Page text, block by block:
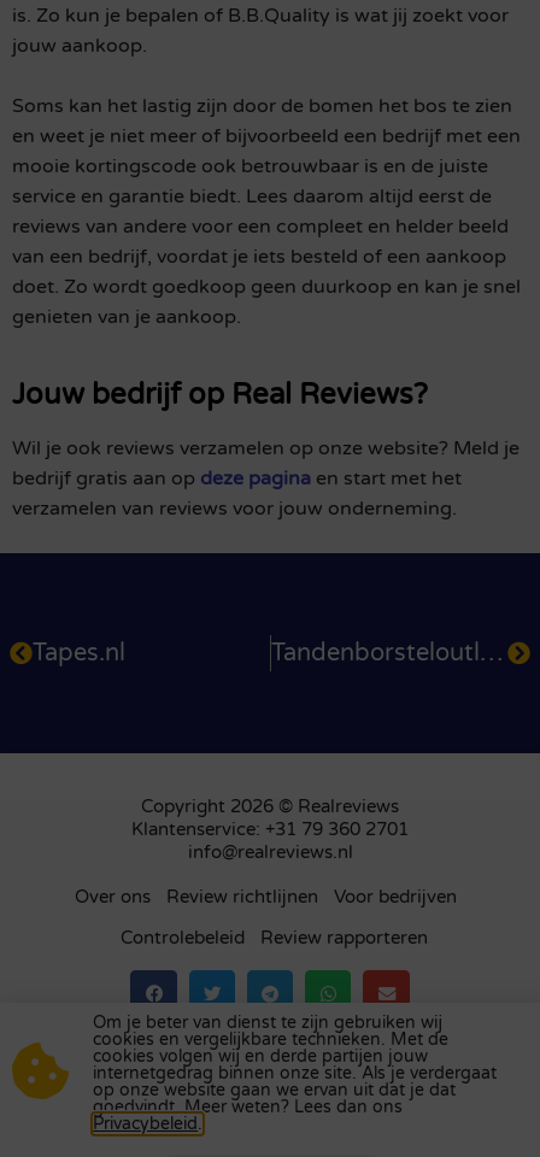
is. Zo kun je bepalen of B.B.Quality is wat jij zoekt voor
jouw aankoop.
Soms kan het lastig zijn door de bomen het bos te zien
en weet je niet meer of bijvoorbeeld een bedrijf met een
mooie kortingscode ook betrouwbaar is en de juiste
service en garantie biedt. Lees daarom altijd eerst de
reviews van andere voor een compleet en helder beeld
van een bedrijf, voordat je iets besteld of een aankoop
doet. Zo wordt goedkoop geen duurkoop en kan je snel
genieten van je aankoop.
Jouw bedrijf op Real Reviews?
Wil je ook reviews verzamelen op onze website? Meld je
bedrijf gratis aan op deze pagina en start met het
verzamelen van reviews voor jouw onderneming.
Tapes.nl Tandenborsteloutlet.nl
Copyright 2026 © Realreviews
Klantenservice: +31 79 360 2701
info@realreviews.nl
Over ons Review richtlijnen
Voor bedrijven
Controlebeleid
Review rapporteren
Bezoek ons review platform inhet Verenigd
Koninkrijk,Frankrijk,Duitsland ,België,Spanje,
Italië
,Portugal,Polen,Denemarken ,Finland
Zweden.
Om je beter van dienst te zijn gebruiken wij
cookies en vergelijkbare technieken. Met de
cookies volgen wij en derde partijen jouw
internetgedrag binnen onze site. Als je verdergaat
op onze website gaan we ervan uit dat je dat
goedvindt. Meer weten? Lees dan ons
Privacybeleid.